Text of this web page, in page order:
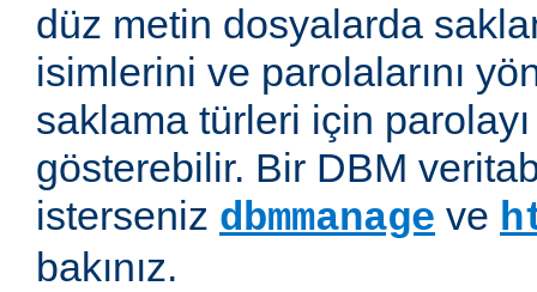
düz metin dosyalarda
isimlerini ve parolalarını
saklama türleri için
gösterebilir. Bir DBM
isterseniz dbmmanage ve
bakınız.